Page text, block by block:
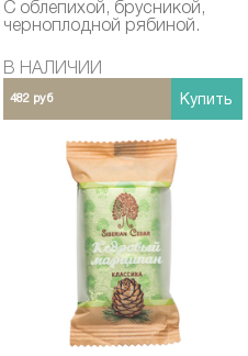
С облепихой, брусникой,
черноплодной рябиной.
В НАЛИЧИИ
482 руб Купить